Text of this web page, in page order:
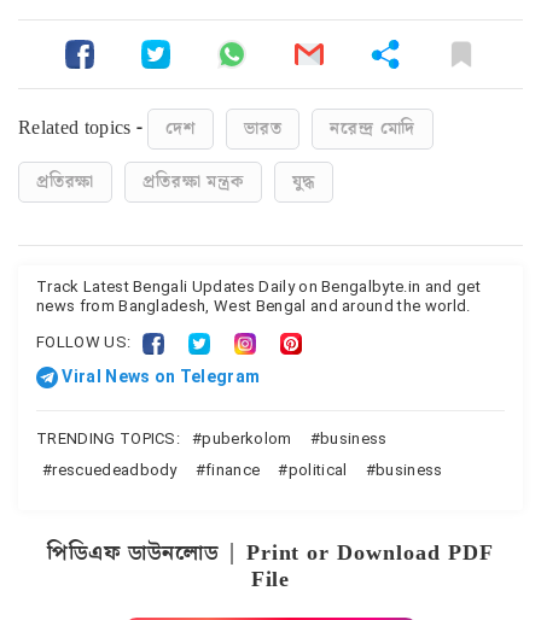
Related topics - দেশ ভারত
নরেন্দ্র মোদি
প্রতিরক্ষা
প্রতিরক্ষা মন্ত্রক যুদ্ধ
Track Latest Bengali Updates Daily on Bengalbyte.in and get
news from Bangladesh, West Bengal and around the world.
FOLLOW US:
Viral News on Telegram
TRENDING TOPICS: puberkolom
business
rescuedeadbody
finance political business
পিডিএফ ডাউনলোড | Print or Download PDF
File